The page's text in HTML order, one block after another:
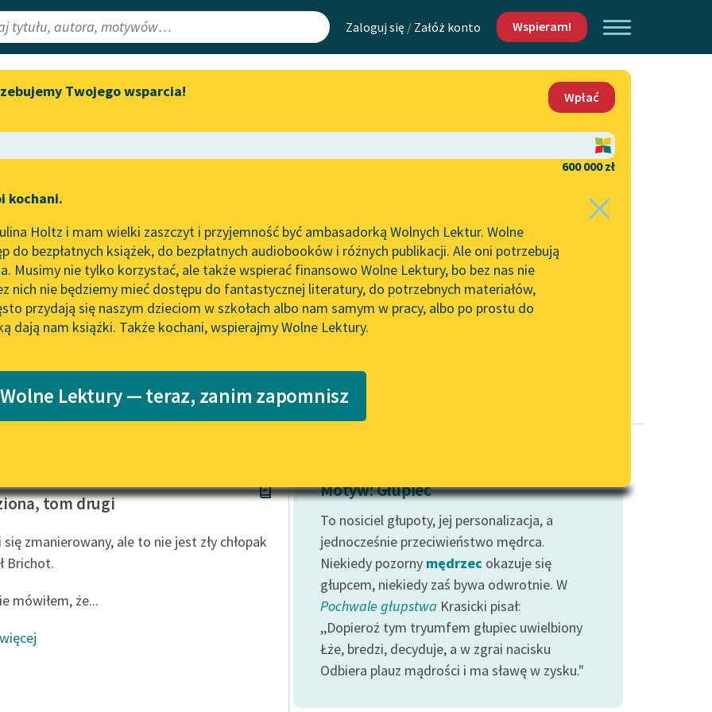
Zaloguj się / Załóż konto Wspieram!
Lektury
redakcyjne
Aktualności
„Prokurator Alicja Horn” do
literatury skandynawskiej
Spotkanie z Katarzyną Tunkiel
w Oslo
102. lata temu zmarł Joseph
Conrad
Lektury szkolne i klasyka
literatury do słuchania dla
E-kolekcja lektur szkolnych i
literatury do słuchania dla
uczennic i uczniów z
niepełnosprawnościami
Mapa Wolnych Lektur
Leśmianator
API
OAI-PMH
Widget Wolnych Lektur
Katalog
Katalog w formacie PDF
Kontakt
O projekcie
Zasady wykorzystania
Wolnych Lektur
Logotypy
Materiały promocyjne
wrażliwych
Deklaracja dostępności
Twojego wsparcia!
Wpłać
600 000 zł
kochani.
Holtz i mam wielki zaszczyt i przyjemność być ambasadorką Wolnych Lektur. Wolne
do bezpłatnych książek, do bezpłatnych audiobooków i różnych publikacji. Ale oni potrzebują
Musimy nie tylko korzystać, ale także wspierać finansowo Wolne Lektury, bo bez nas nie
nich nie będziemy mieć dostępu do fantastycznej literatury, do potrzebnych materiałów,
przydają się naszym dzieciom w szkołach albo nam samym w pracy, albo po prostu do
dają nam książki. Także kochani, wspierajmy Wolne Lektury.
Lektury — teraz, zanim zapomnisz
Marcel Proust✖
tom drugi
zmanierowany, ale to nie jest zły chłopak
Brichot.
mówiłem, że...
Motyw: Głupiec
To nosiciel głupoty, jej personalizacja, a
jednocześnie przeciwieństwo mędrca.
Niekiedy pozorny mędrzec okazuje się
głupcem, niekiedy zaś bywa odwrotnie. W
Pochwale głupstwa Krasicki pisał:
,,Dopieroż tym tryumfem głupiec uwielbiony
Łże, bredzi, decyduje, a w zgrai nacisku
Odbiera plauz mądrości i ma sławę w zysku."